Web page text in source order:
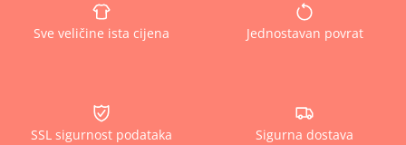
Sve veličine ista cijena Jednostavan povrat
SSL sigurnost podataka Sigurna dostava